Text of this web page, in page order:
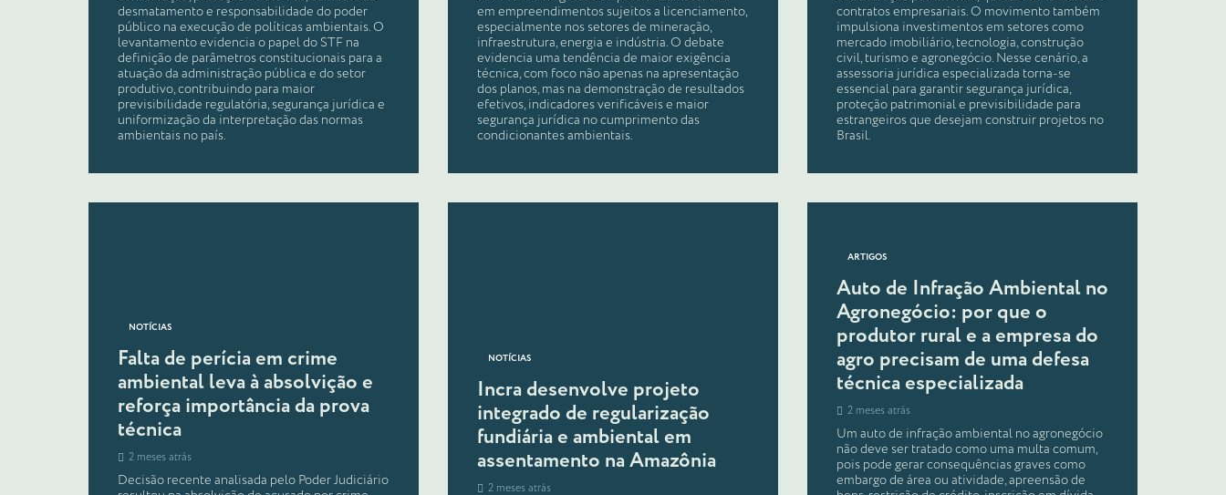
desmatamento e responsabilidade do poder
público na execução de políticas ambientais. O
levantamento evidencia o papel do STF na
definição de parâmetros constitucionais para a
atuação da administração pública e do setor
produtivo, contribuindo para maior
previsibilidade regulatória, segurança jurídica e
uniformização da interpretação das normas
ambientais no país.
em empreendimentos sujeitos a licenciamento,
especialmente nos setores de mineração,
infraestrutura, energia e indústria. O debate
evidencia uma tendência de maior exigência
técnica, com foco não apenas na apresentação
dos planos, mas na demonstração de resultados
efetivos, indicadores verificáveis e maior
segurança jurídica no cumprimento das
condicionantes ambientais.
contratos empresariais. O movimento também
impulsiona investimentos em setores como
mercado imobiliário, tecnologia, construção
civil, turismo e agronegócio. Nesse cenário, a
assessoria jurídica especializada torna-se
essencial para garantir segurança jurídica,
proteção patrimonial e previsibilidade para
estrangeiros que desejam construir projetos no
Brasil.
NOTÍCIAS
Falta de perícia em crime
ambiental leva à absolvição e
reforça importância da prova
técnica
2 meses atrás
Decisão recente analisada pelo Poder Judiciário
NOTÍCIAS
Incra desenvolve projeto
integrado de regularização
fundiária e ambiental em
assentamento na Amazônia
2 meses atrás
ARTIGOS
Auto de Infração Ambiental no
Agronegócio: por que o
produtor rural e a empresa do
agro precisam de uma defesa
técnica especializada
2 meses atrás
Um auto de infração ambiental no agronegócio
não deve ser tratado como uma multa comum,
pois pode gerar consequências graves como
embargo de área ou atividade, apreensão de